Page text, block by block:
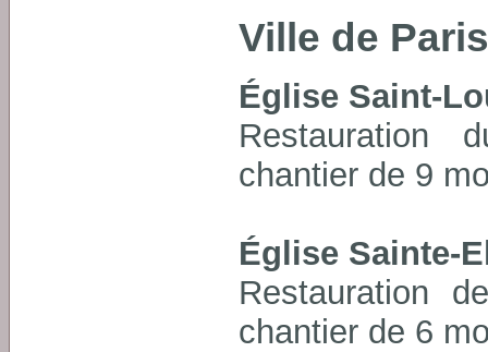
Ville de
Église Saint-
Restauration
chantier de 9
Église Sainte-
Restauration
chantier de 6